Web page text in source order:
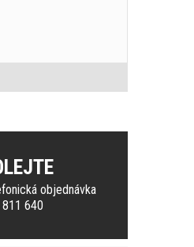
objednávka
640